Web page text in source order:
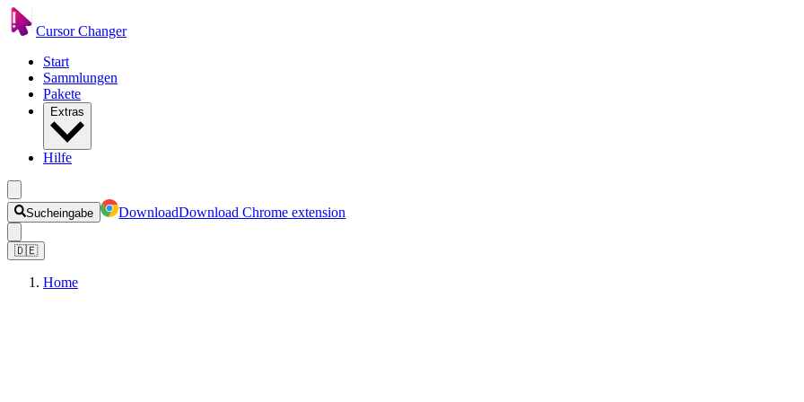
Cursor Changer
Start
Sammlungen
Pakete
Extras
Hilfe
Sucheingabe DownloadDownload Chrome extension
🇩🇪
Home